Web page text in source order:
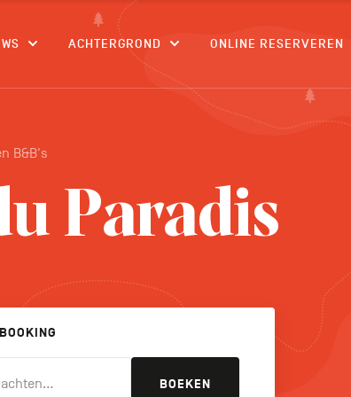
ACHTERGROND ONLINE RESERVEREN
BEVESTIGEN
B&B's
Paradis
BOEKEN